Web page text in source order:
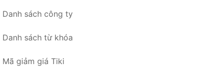
Danh sách công ty
Danh sách từ khóa
Mã giảm giá Tiki